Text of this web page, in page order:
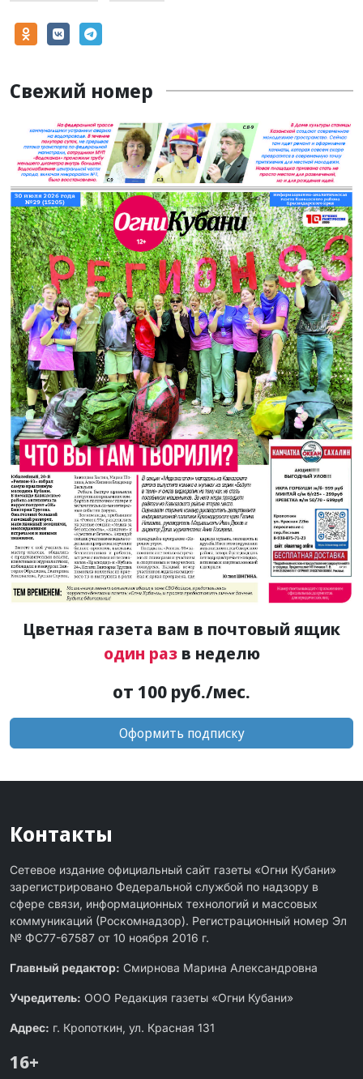
Свежий номер
Цветная газета вам в почтовый ящик
один разв неделю
от 100 руб./мес.
Оформить подписку
Контакты
Сетевое издание официальный сайт газеты «Огни Кубани»
зарегистрировано Федеральной службой по надзору в
сфере связи, информационных технологий и массовых
коммуникаций (Роскомнадзор). Регистрационный номер Эл
№ ФС77-67587 от 10 ноября 2016 г.
Главный редактор: Смирнова Марина Александровна
Учредитель: ООО Редакция газеты «Огни Кубани»
Адрес: г. Кропоткин, ул. Красная 131
16+